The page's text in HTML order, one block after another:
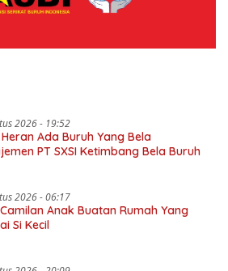
2026 - 19:52
Heran Ada Buruh Yang Bela
PT SXSI Ketimbang Bela Buruh
2026 - 06:17
Anak Buatan Rumah Yang
Si Kecil